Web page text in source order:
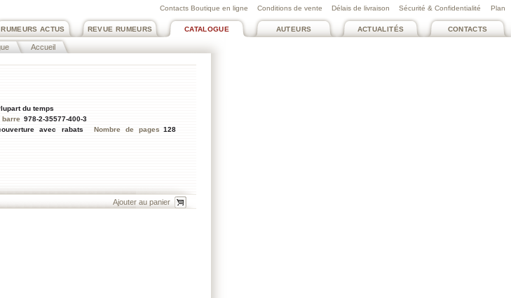
Plan
Contacts Boutique en ligne Conditions de vente Délais de livraison Sécurité & Confidentialité
CONTACTS
ACTUALITÉS
AUTEURS
CATALOGUE
REVUE RUMEURS
RUMEURS ACTUS
Accueil
du temps
barre 978-2-35577-400-3
avec rabats Nombre de pages 128